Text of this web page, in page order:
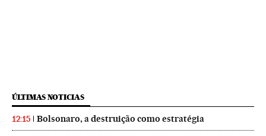
ÚLTIMAS NOTICIAS
12:15 Bolsonaro, a destruição como estratégia